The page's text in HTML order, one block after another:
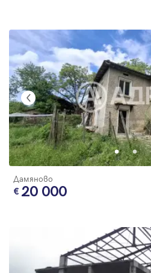
Дамяново
20 000